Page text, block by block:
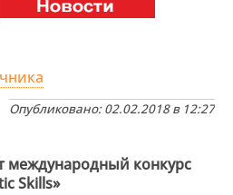
Опубликовано: 02.02.2018 в 12:27
международный конкурс
Skills»